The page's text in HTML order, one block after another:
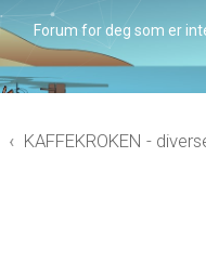
Forum for deg som er
KAFFEKROKEN -